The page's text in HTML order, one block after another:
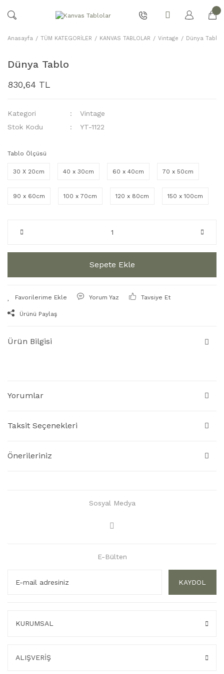
Anasayfa TÜM KATEGORİLER KANVAS TABLOLAR Vintage Dünya Tablo
Dünya Tablo
830,64 TL
Kategori
Vintage
Stok Kodu
YT-1122
Tablo Ölçüsü
30 X 20cm 40 x 30cm 60 x 40cm 70 x 50cm
90 x 60cm 100 x 70cm 120 x 80cm 150 x 100cm
Sepete Ekle
Yorum Yaz Tavsiye Et
Ürünü Paylaş
Ürün Bilgisi
Yorumlar
Taksit Seçenekleri
Önerileriniz
Sosyal Medya
E-Bülten
KAYDOL
KURUMSAL
ALIŞVERİŞ